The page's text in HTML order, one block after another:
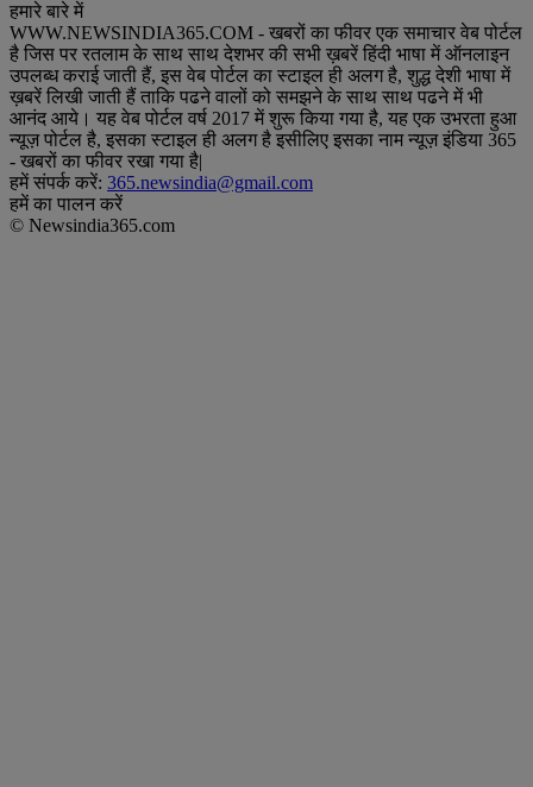
हमारे बारे में
WWW.NEWSINDIA365.COM - खबरों का फीवर एक समाचार वेब पोर्टल
है जिस पर रतलाम के साथ साथ देशभर की सभी ख़बरें हिंदी भाषा में ऑनलाइन
उपलब्ध कराई जाती हैं, इस वेब पोर्टल का स्टाइल ही अलग है, शुद्ध देशी भाषा में
ख़बरें लिखी जाती हैं ताकि पढने वालों को समझने के साथ साथ पढने में भी
आनंद आये। यह वेब पोर्टल वर्ष 2017 में शुरू किया गया है, यह एक उभरता हुआ
न्यूज़ पोर्टल है, इसका स्टाइल ही अलग है इसीलिए इसका नाम न्यूज़ इंडिया 365
- खबरों का फीवर रखा गया है|
हमें संपर्क करें: 365.newsindia@gmail.com
हमें का पालन करें
© Newsindia365.com